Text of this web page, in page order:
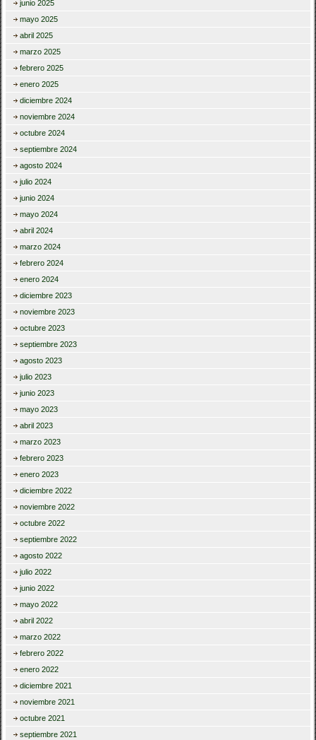
junio 2025
mayo 2025
abril 2025
marzo 2025
febrero 2025
enero 2025
diciembre 2024
noviembre 2024
octubre 2024
septiembre 2024
agosto 2024
julio 2024
junio 2024
mayo 2024
abril 2024
marzo 2024
febrero 2024
enero 2024
diciembre 2023
noviembre 2023
octubre 2023
septiembre 2023
agosto 2023
julio 2023
junio 2023
mayo 2023
abril 2023
marzo 2023
febrero 2023
enero 2023
diciembre 2022
noviembre 2022
octubre 2022
septiembre 2022
agosto 2022
julio 2022
junio 2022
mayo 2022
abril 2022
marzo 2022
febrero 2022
enero 2022
diciembre 2021
noviembre 2021
octubre 2021
septiembre 2021